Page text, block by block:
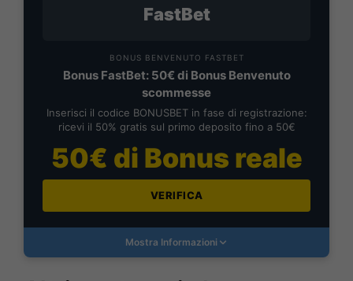
FastBet
BONUS BENVENUTO FASTBET
Bonus FastBet: 50€ di Bonus Benvenuto
scommesse
Inserisci il codice BONUSBET in fase di registrazione:
ricevi il 50% gratis sul primo deposito fino a 50€
50€ di Bonus reale
VERIFICA
Mostra Informazioni